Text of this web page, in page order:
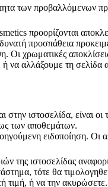
των προβαλλόμενων
προορίζονται
προσπάθεια
Οι χρωματικές
να αλλάξουμε τη σελίδα
ιστοσελίδα, είναι οι
των αποθεμάτων.
ειδοποίηση. Οι
ιστοσελίδας
τότε θα
τιμή, ή να την ακυρώσετε.